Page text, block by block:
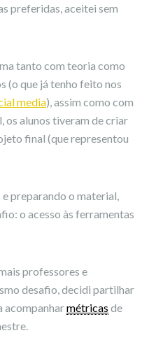
preferidas, aceitei sem
tanto com teoria como
(o que já tenho feito nos
media), assim como com
os alunos tiveram de criar
final (que representou
preparando o material,
o acesso às ferramentas
professores e
desafio, decidi partilhar
acompanharmétricas de